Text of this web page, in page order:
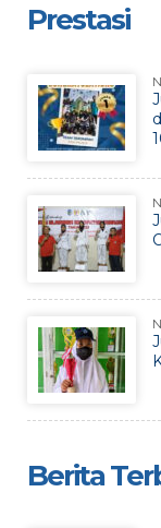
Prestasi
Berita